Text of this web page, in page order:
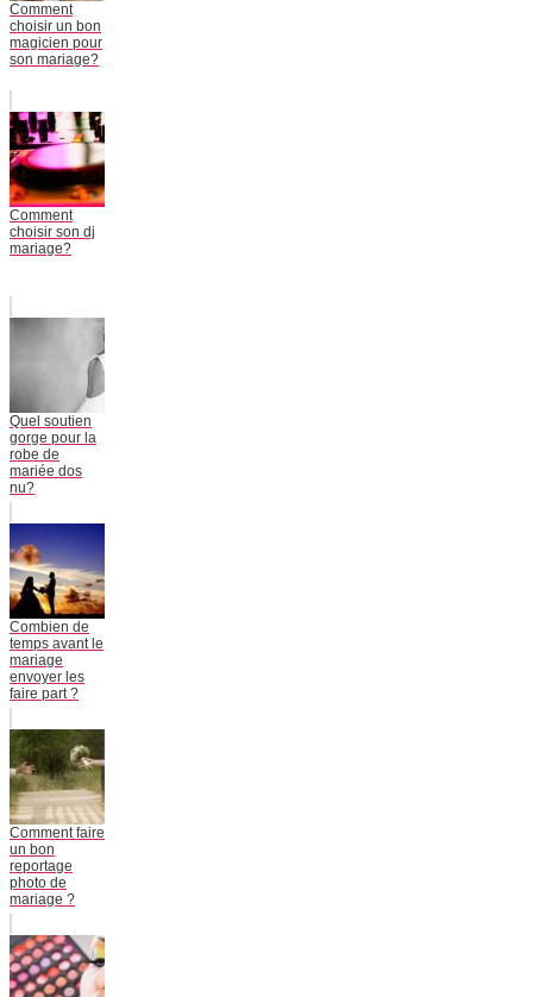
Comment
choisir un bon
magicien pour
son mariage?
Comment
choisir son dj
mariage?
Quel soutien
gorge pour la
robe de
mariée dos
nu?
Combien de
temps avant le
mariage
envoyer les
faire part ?
Comment faire
un bon
reportage
photo de
mariage ?